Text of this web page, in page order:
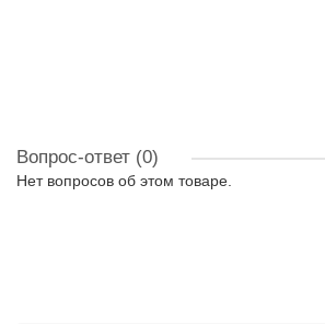
Вопрос-ответ (0)
Нет вопросов об этом товаре.